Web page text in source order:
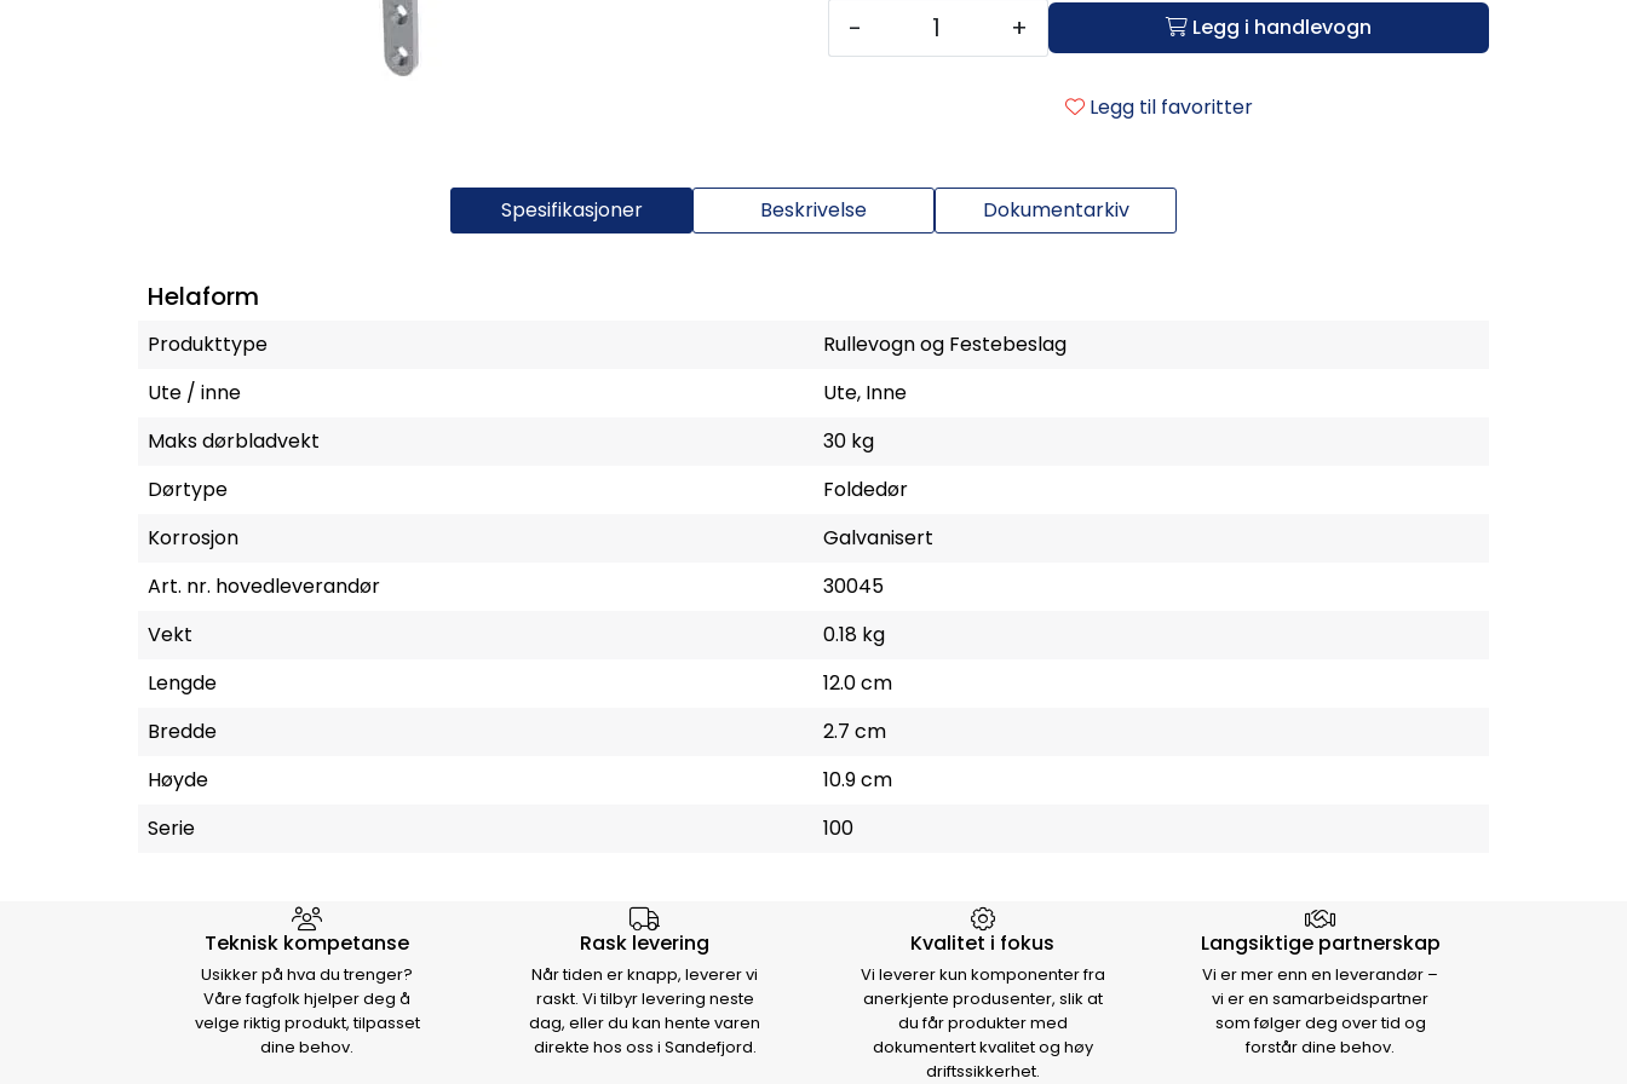
- + Legg i handlevogn
Legg til favoritter
Spesifikasjoner Beskrivelse Dokumentarkiv
Helaform
Produkttype
Rullevogn og Festebeslag
Ute / inne
Ute, Inne
Maks dørbladvekt
30 kg
Dørtype
Foldedør
Korrosjon
Galvanisert
Art. nr. hovedleverandør
30045
Vekt
0.18 kg
Lengde
12.0 cm
Bredde
2.7 cm
Høyde
10.9 cm
Serie
100
Hvorfor velge Storm Halvorsen
Teknisk kompetanse
Usikker på hva du trenger?
Våre fagfolk hjelper deg å
velge riktig produkt, tilpasset
dine behov.
Rask levering
Når tiden er knapp, leverer vi
raskt. Vi tilbyr levering neste
dag, eller du kan hente varen
direkte hos oss i Sandefjord.
Kvalitet i fokus
Vi leverer kun komponenter fra
anerkjente produsenter, slik at
du får produkter med
dokumentert kvalitet og høy
driftssikkerhet.
Langsiktige partnerskap
Vi er mer enn en leverandør –
vi er en samarbeidspartner
som følger deg over tid og
forstår dine behov.